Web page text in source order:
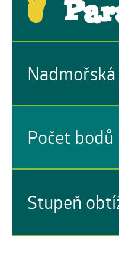
Počet bodů
Stupeň